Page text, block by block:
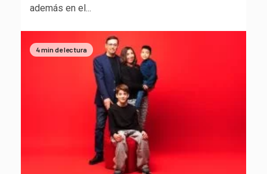
además en el...
4 min de lectura